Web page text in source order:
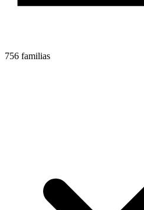
756 familias